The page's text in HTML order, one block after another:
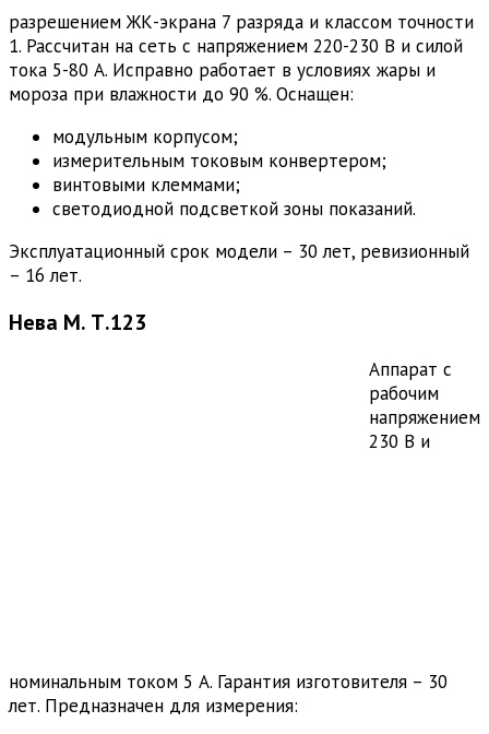
разрешением ЖК-экрана 7 разряда и классом точности
1. Рассчитан на сеть с напряжением 220-230 В и силой
тока 5-80 А. Исправно работает в условиях жары и
мороза при влажности до 90 %. Оснащен:
модульным корпусом;
измерительным токовым конвертером;
винтовыми клеммами;
светодиодной подсветкой зоны показаний.
Эксплуатационный срок модели – 30 лет, ревизионный
– 16 лет.
Нева М. Т.123
Аппарат с
рабочим
напряжением
230 В и
номинальным током 5 А. Гарантия изготовителя – 30
лет. Предназначен для измерения: